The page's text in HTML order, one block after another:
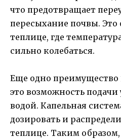
что предотвращает
пересыхание почвы. Это
теплице, где
сильно колебаться.
Еще одно преимущество
это возможность
водой. Капельная
дозировать и
теплице. Таким